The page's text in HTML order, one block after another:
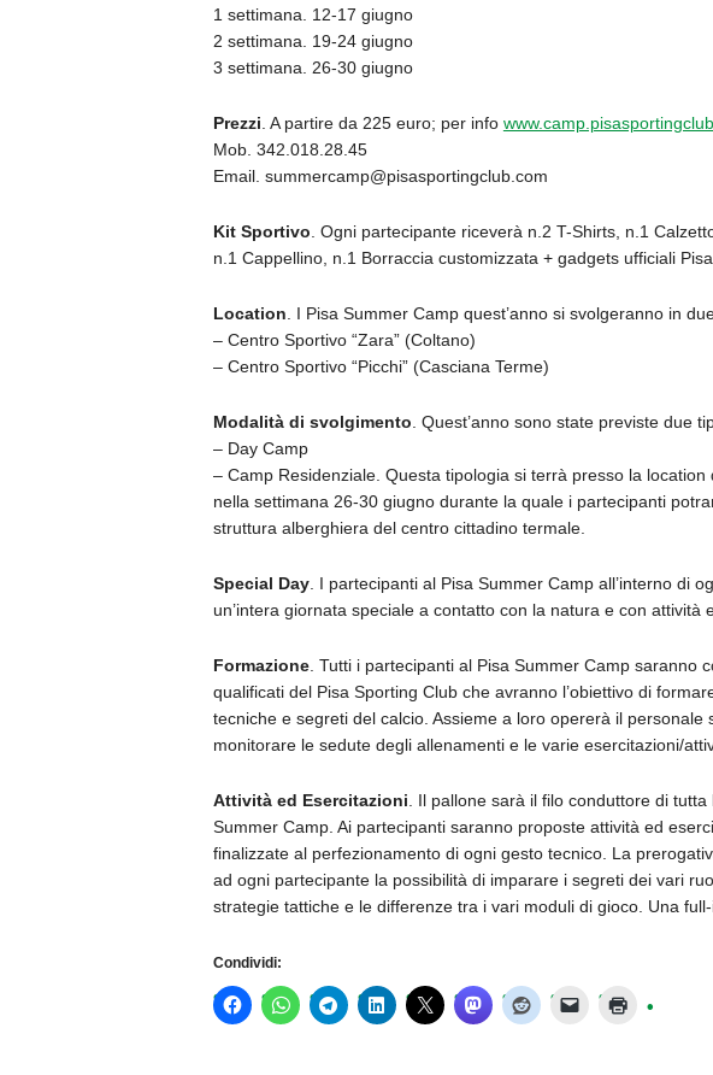
1 settimana. 12-17 giugno
2 settimana. 19-24 giugno
3 settimana. 26-30 giugno
Prezzi. A partire da 225 euro; per info
Mob. 342.018.28.45
Email. summercamp@pisasportingclub.com
Kit Sportivo. Ogni partecipante riceverà n.2 T-Shirts, n.1
n.1 Cappellino, n.1 Borraccia customizzata + gadgets ufficiali
Location. I Pisa Summer Camp quest’anno si svolgeranno in
– Centro Sportivo “Zara” (Coltano)
– Centro Sportivo “Picchi” (Casciana Terme)
Modalità di svolgimento. Quest’anno sono state previste due
– Day Camp
– Camp Residenziale. Questa tipologia si terrà presso la
nella settimana 26-30 giugno durante la quale i partecipanti
struttura alberghiera del centro cittadino termale.
Special Day. I partecipanti al Pisa Summer Camp all’interno di
un’intera giornata speciale a contatto con la natura e con attività
Formazione. Tutti i partecipanti al Pisa Summer Camp saranno
qualificati del Pisa Sporting Club che avranno l’obiettivo di
tecniche e segreti del calcio. Assieme a loro opererà il personale
monitorare le sedute degli allenamenti e le varie esercitazioni/
Attività ed Esercitazioni. Il pallone sarà il filo conduttore di
Summer Camp. Ai partecipanti saranno proposte attività ed
finalizzate al perfezionamento di ogni gesto tecnico. La
ad ogni partecipante la possibilità di imparare i segreti dei vari
strategie tattiche e le differenze tra i vari moduli di gioco. Una
Condividi: